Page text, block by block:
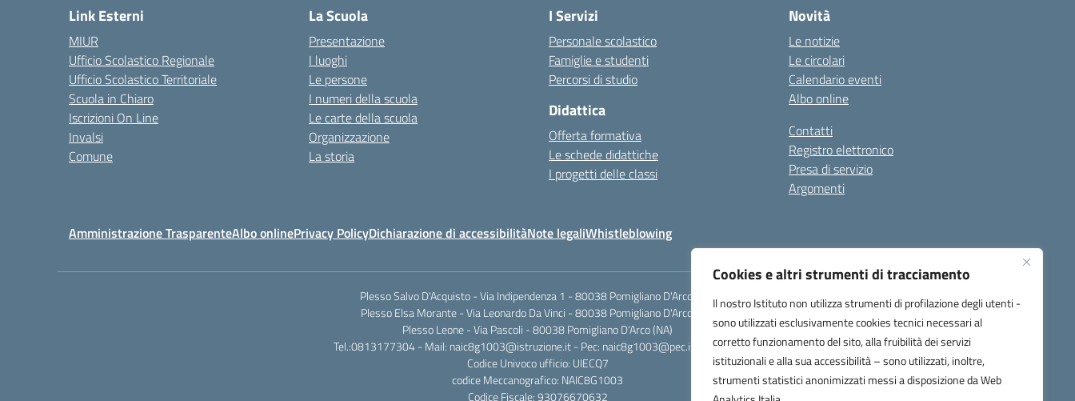
Cookies e altri strumenti di tracciamento
Il nostro Istituto non utilizza strumenti di profilazione degli utenti -
sono utilizzati esclusivamente cookies tecnici necessari al
corretto funzionamento del sito, alla fruibilità dei servizi
istituzionali e alla sua accessibilità – sono utilizzati, inoltre,
strumenti statistici anonimizzati messi a disposizione da Web
Link Esterni
MIUR
Ufficio Scolastico Regionale
Ufficio Scolastico Territoriale
Scuola in Chiaro
Iscrizioni On Line
Invalsi
Comune
La Scuola
Presentazione
I luoghi
Le persone
I numeri della scuola
Le carte della scuola
Organizzazione
La storia
I Servizi
Personale scolastico
Famiglie e studenti
Percorsi di studio
Didattica
Offerta formativa
Le schede didattiche
I progetti delle classi
Novità
Le notizie
Le circolari
Calendario eventi
Albo online
Contatti
Registro elettronico
Presa di servizio
Argomenti
Amministrazione TrasparenteAlbo onlinePrivacy PolicyDichiarazione di accessibilitàNote legaliWhistleblowing
Plesso Salvo D'Acquisto - Via Indipendenza 1 - 80038 Pomigliano D'Arco (NA)
Plesso Elsa Morante - Via Leonardo Da Vinci - 80038 Pomigliano D'Arco (NA)
Plesso Leone - Via Pascoli - 80038 Pomigliano D'Arco (NA)
Tel.:0813177304 - Mail: naic8g1003@istruzione.it - Pec: naic8g1003@pec.istruzione.it
Codice Univoco ufficio: UIECQ7
codice Meccanografico: NAIC8G1003
Codice Fiscale: 93076670632